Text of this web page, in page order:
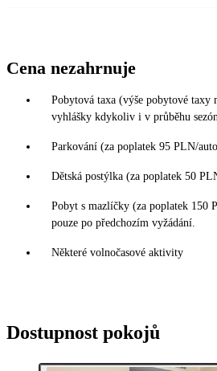
Cena nezahrnuje
Pobytová taxa (výše pobytové taxy
vyhlášky kdykoliv i v průběhu
Parkování (za poplatek 95 PLN/
Dětská postýlka (za poplatek 50
Pobyt s mazlíčky (za poplatek 150
pouze po předchozím vyžádání.
Některé volnočasové aktivity
Dostupnost pokojů